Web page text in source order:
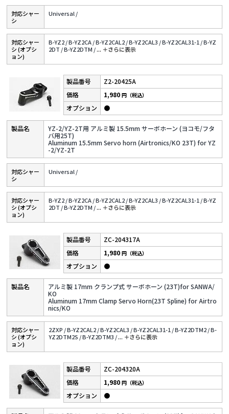
対応シャー
シ
Universal /
対応シャー
シ (オプシ
ョン)
B-YZ2 /B-YZ2CA /B-YZ2CAL2 /B-YZ2CAL3 /B-YZ2CAL31-1 /B-YZ
2DT /B-YZ2DTM /... ＋さらに表⽰
Z2-20425A
YZ-2/YZ-2T用 アルミ製 15.5mm サーボホーン (ヨコモ/フタ
バ用25T)
Aluminum 15.5mm Servo horn (Airtronics/KO 23T) for YZ
-2/YZ-2T
1,980円（税込）
●
対応シャー
シ
Universal /
対応シャー
シ (オプシ
ョン)
B-YZ2 /B-YZ2CA /B-YZ2CAL2 /B-YZ2CAL3 /B-YZ2CAL31-1 /B-YZ
2DT /B-YZ2DTM /... ＋さらに表⽰
ZC-204317A
アルミ製 17mm クランプ式 サーボホーン (23T)for SANWA/
KO
Aluminum 17mm Clamp Servo Horn(23T Spline) for Airtro
nics/KO
1,980円（税込）
●
対応シャー
シ (オプシ
ョン)
2ZXP /B-YZ2CAL2 /B-YZ2CAL3 /B-YZ2CAL31-1 /B-YZ2DTM2 /B-
YZ2DTM2S /B-YZ2DTM3 /... ＋さらに表⽰
ZC-204320A
1,980円（税込）
●